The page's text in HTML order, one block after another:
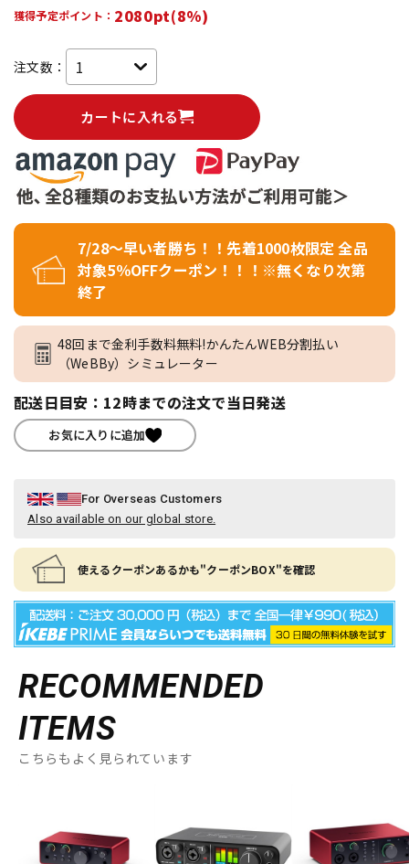
獲得予定ポイント： 2080pt(8%)
注文数：
カートに入れる
7/28～早い者勝ち！！先着1000枚限定 全品
対象5％OFFクーポン！！！※無くなり次第
終了
48回まで金利手数料無料!かんたんWEB分割払い
（WeBBy）シミュレーター
配送日目安：12時までの注文で当日発送
お気に入りに追加
For Overseas Customers
Also available on our global store.
使えるクーポンあるかも"クーポンBOX"を確認
RECOMMENDED
ITEMS
こちらもよく見られています